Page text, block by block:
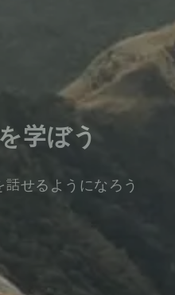
学ぼう
せるようになろう